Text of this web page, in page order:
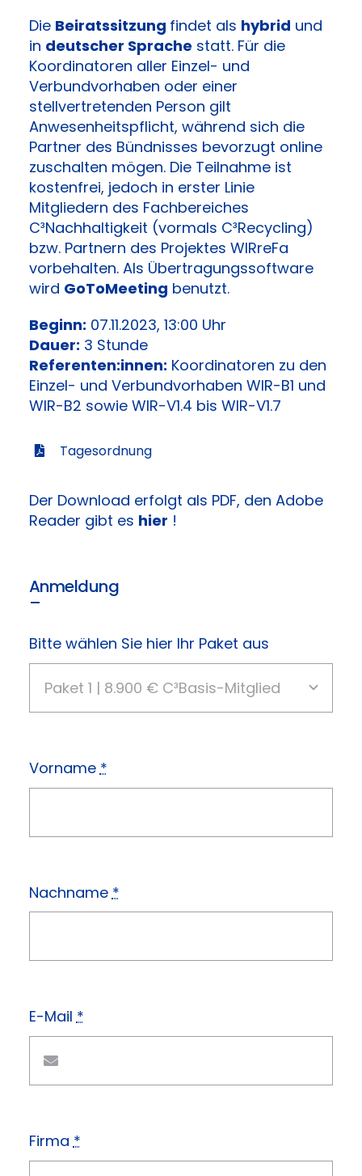
Die Beiratssitzung findet als hybrid und
in deutscher Sprache statt. Für die
Koordinatoren aller Einzel- und
Verbundvorhaben oder einer
stellvertretenden Person gilt
Anwesenheitspflicht, während sich die
Partner des Bündnisses bevorzugt online
zuschalten mögen. Die Teilnahme ist
kostenfrei, jedoch in erster Linie
Mitgliedern des Fachbereiches
C³Nachhaltigkeit (vormals C³Recycling)
bzw. Partnern des Projektes WIRreFa
vorbehalten. Als Übertragungssoftware
wird GoToMeeting benutzt.
Beginn: 07.11.2023, 13:00 Uhr
Dauer: 3 Stunde
Referenten:innen: Koordinatoren zu den
Einzel- und Verbundvorhaben WIR-B1 und
WIR-B2 sowie WIR-V1.4 bis WIR-V1.7
Tagesordnung
Der Download erfolgt als PDF, den Adobe
Reader gibt es hier !
Anmeldung
–
Bitte wählen Sie hier Ihr Paket aus
Vorname *
Nachname *
E-Mail*
Firma *